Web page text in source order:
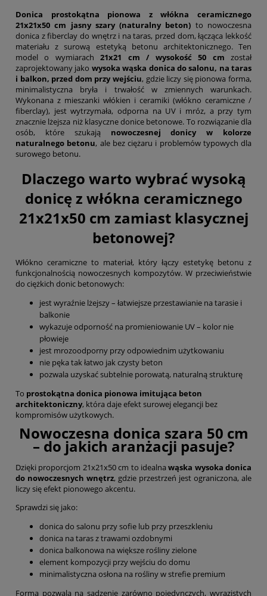
Donica prostokątna pionowa z włókna ceramicznego
21x21x50 cm jasny szary (naturalny beton) to nowoczesna
donica z fiberclay do wnętrz i na taras, przed dom, łącząca lekkość
materiału z surową estetyką betonu architektonicznego. Ten
model o wymiarach21x21 cm / wysokość 50 cm został
zaprojektowany jako wysoka wąska donica do salonu, na taras
i balkon, przed dom przy wejściu, gdzie liczy się pionowa forma,
minimalistyczna bryła i trwałość w zmiennych warunkach.
Wykonana z mieszanki włókien i ceramiki (włókno ceramiczne /
fiberclay), jest wytrzymała, odporna na UV i mróz, a przy tym
znacznie lżejsza niż klasyczne donice betonowe. To rozwiązanie dla
osób, które szukają nowoczesnej donicy w kolorze
naturalnego betonu, ale bez ciężaru i problemów typowych dla
surowego betonu.
Dlaczego warto wybrać wysoką
donicę z włókna ceramicznego
21x21x50 cm zamiast klasycznej
betonowej?
Włókno ceramiczne to materiał, który łączy estetykę betonu z
funkcjonalnością nowoczesnych kompozytów. W przeciwieństwie
do ciężkich donic betonowych:
jest wyraźnie lżejszy – łatwiejsze przestawianie na tarasie i
balkonie
wykazuje odporność na promieniowanie UV – kolor nie
płowieje
jest mrozoodporny przy odpowiednim użytkowaniu
nie pęka tak łatwo jak czysty beton
pozwala uzyskać subtelnie porowatą, naturalną strukturę
To prostokątna donica pionowa imitująca beton
architektoniczny, która daje efekt surowej elegancji bez
kompromisów użytkowych.
Nowoczesna donica szara 50 cm
– do jakich aranżacji pasuje?
Dzięki proporcjom 21x21x50 cm to idealnawąska wysoka donica
do nowoczesnych wnętrz, gdzie przestrzeń jest ograniczona, ale
liczy się efekt pionowego akcentu.
Sprawdzi się jako:
donica do salonu przy sofie lub przy przeszkleniu
donica na taras z trawami ozdobnymi
donica balkonowa na większe rośliny zielone
element kompozycji przy wejściu do domu
minimalistyczna osłona na rośliny w strefie premium
Forma pozwala na sadzenie zarówno pojedynczych, wyrazistych